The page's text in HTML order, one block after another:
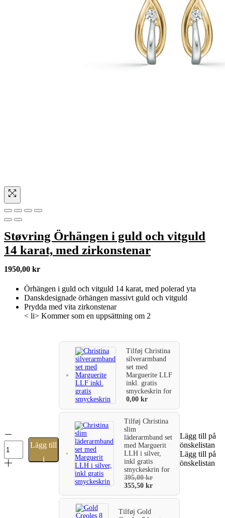
Støvring Örhängen i guld och vitguld
14 karat, med zirkonstenar
1950,00 kr
Örhängen i guld och vitguld 14 karat, med polerad yta
Danskdesignade örhängen massivt guld och vitguld
Prydda med vita zirkonstenar
< li> Kommer som en uppsättning om 2
Støvring
Örhängen
guld
Lägg till
i
TilføjChristina
silverarmband
set med
Marguerite LLF
inkl. gratis
smyckeskrinfor
0,00kr
TilføjChristina
slim
läderarmband set
med Marguerit
LLH i silver,
inkl gratis
smyckeskrinfor
395,00kr
355,50kr
TilføjGold
Lägg till på
önskelistan
Lägg till på
önskelistan